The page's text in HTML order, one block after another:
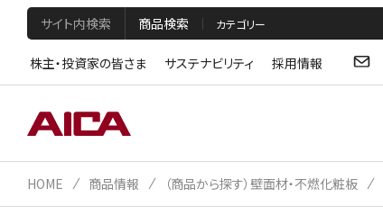
サイト内検索 商品検索
株主・投資家の皆さま サステナビリティ 採用情報
HOME 商品情報 （商品から探す）壁面材・不燃化粧板